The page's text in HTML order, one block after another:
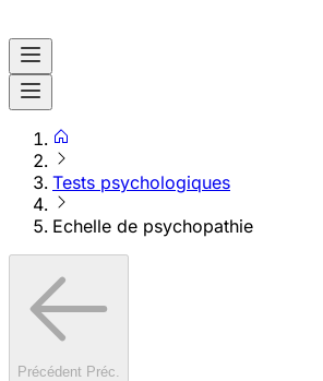
Tests psychologiques
Echelle de psychopathie
Précédent Préc.